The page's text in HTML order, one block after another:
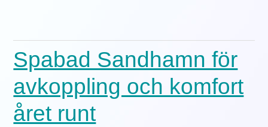
Spabad Sandhamn för
avkoppling och komfort
året runt